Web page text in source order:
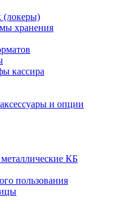
(локеры)
хранения
кассира
и опции
КБ
пользования